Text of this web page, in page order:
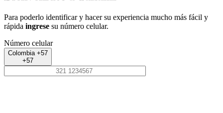
Para poderlo identificar y hacer su experiencia mucho más fácil y
rápida ingrese su número celular.
Número celular
Colombia +57
+57